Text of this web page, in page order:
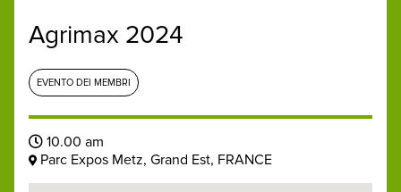
Agrimax 2024
EVENTO DEI MEMBRI
10.00 am
Parc Expos Metz, Grand Est, FRANCE